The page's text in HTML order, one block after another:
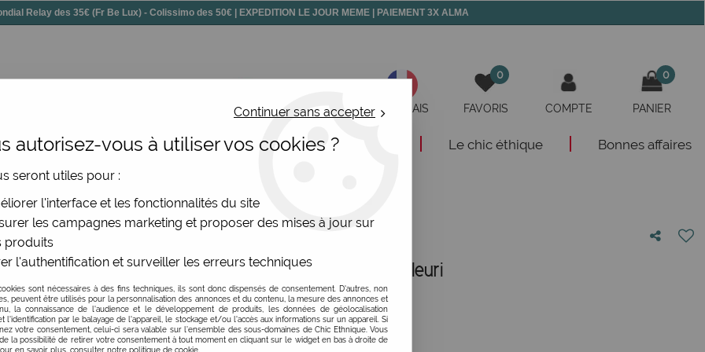
Relay des 35€ (Fr Be Lux) - Colissimo des 50€ | EXPEDITION LE JOUR MEME | PAIEMENT 3X ALMA
FRANÇAIS
0
FAVORIS COMPTE
0
PANIER
Chaussures Bijoux Nouveautés Le chic éthique Bonnes affaires
fleuri
Porte-cartes Pylones Jardin fleuri
Soyez le premier à donner votre avis !
12,90 €TTC
Continuer sans accepter
autorisez-vous à utiliser vos cookies ?
seront utiles pour :
l'interface et les fonctionnalités du site
les campagnes marketing et proposer des mises à jour sur
produits
l'authentification et surveiller les erreurs techniques
sont nécessaires à des fins techniques, ils sont donc dispensés de consentement. D'autres, non
peuvent être utilisés pour la personnalisation des annonces et du contenu, la mesure des annonces et
la connaissance de l'audience et le développement de produits, les données de géolocalisation
l'identification par le balayage de l'appareil, le stockage et/ou l'accès aux informations sur un appareil. Si
votre consentement, celui-ci sera valable sur l’ensemble des sous-domaines de Chic Ethnique. Vous
la possibilité de retirer votre consentement à tout moment en cliquant sur le widget en bas à droite de
en savoir plus, consulter notre politique de cookie.